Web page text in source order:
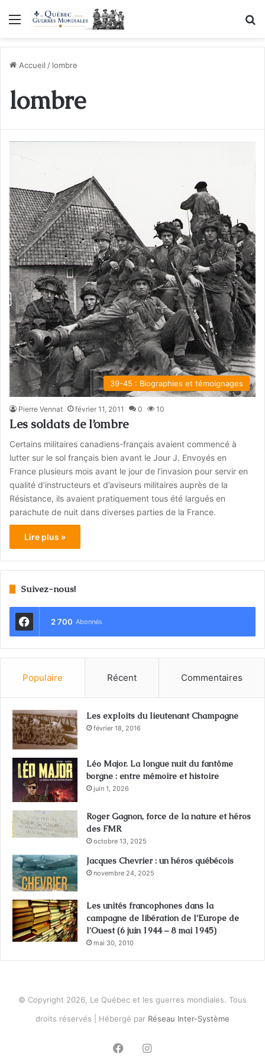
Menu
Accueil / lombre
lombre
39-45 : Biographies et témoignages
Pierre Vennat février 11, 2011 0 10
Les soldats de l’ombre
Certains militaires canadiens-français avaient commencé à
lutter sur le sol français bien avant le Jour J. Envoyés en
France plusieurs mois avant le jour de l’invasion pour servir en
qualité d’instructeurs et d’aviseurs militaires auprès de la
Résistance, ils avaient pratiquement tous été largués en
parachute de nuit dans diverses parties de la France.
Lire plus »
Suivez-nous!
2 700 Abonnés
Populaire Récent Commentaires
Les exploits du lieutenant Champagne
février 18, 2016
Léo Major. La longue nuit du fantôme
borgne : entre mémoire et histoire
juin 1, 2026
Roger Gagnon, force de la nature et héros
des FMR
octobre 13, 2025
Jacques Chevrier : un héros québécois
novembre 24, 2025
Les unités francophones dans la
campagne de libération de l’Europe de
l’Ouest (6 juin 1944 – 8 mai 1945)
mai 30, 2010
© Copyright 2026, Le Québec et les guerres mondiales. Tous
droits réservés | Hébergé par Réseau Inter-Système
FacebookInstagram